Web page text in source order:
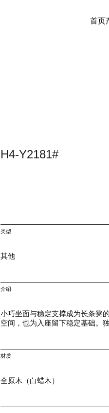
首页
H4-Y2181#
类型
其他
介绍
小巧坐面与稳定支撑成为长条凳
空间，也为入座留下稳定基础。
材质
全原木（白蜡木）